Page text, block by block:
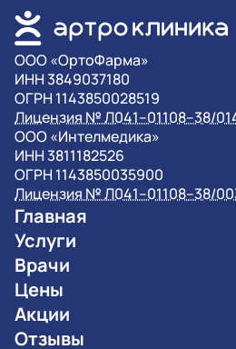
OOO «ОртоФарма»
ИНН 3849037180
ОГРН 1143850028519
Лицензия № Л041–01108–38/
OOO «Интелмедика»
ИНН 3811182526
ОГРН 1143850035900
Лицензия № Л041–01108–38/
Главная
Услуги
Врачи
Цены
Акции
Отзывы